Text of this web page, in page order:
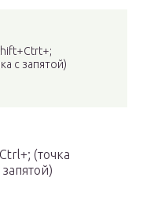
с запятой)
(точка
запятой)